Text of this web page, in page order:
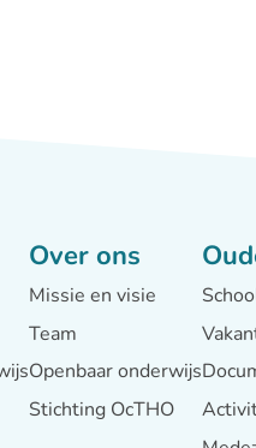
Over ons
Missie en visie
Team
Openbaar onderwijs
Stichting OcTHO